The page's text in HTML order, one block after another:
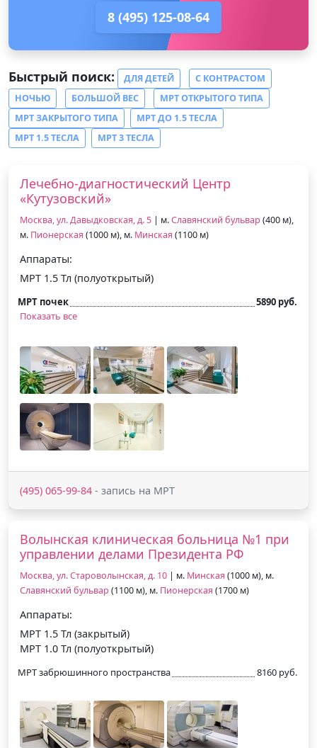
8 (495) 125-08-64
Быстрый поиск: ДЛЯ ДЕТЕЙ
С КОНТРАСТОМ
НОЧЬЮ
БОЛЬШОЙ ВЕС
МРТ ОТКРЫТОГО ТИПА
МРТ ЗАКРЫТОГО ТИПА
МРТ ДО 1.5 ТЕСЛА
МРТ 1.5 ТЕСЛА
МРТ 3 ТЕСЛА
Лечебно-диагностический Центр
«Кутузовский»
Москва, ул. Давыдковская, д. 5 | м.Славянский бульвар (400 м),
м. Пионерская (1000 м), м. Минская (1100 м)
Аппараты:
МРТ 1.5 Тл (полуоткрытый)
МРТ почек
5890 руб.
Показать все
(495) 065-99-84 - запись на МРТ
Волынская клиническая больница №1 при
управлении делами Президента РФ
Москва, ул. Староволынская, д. 10 | м. Минская (1000 м), м.
Славянский бульвар (1100 м), м. Пионерская (1700 м)
Аппараты:
МРТ 1.5 Тл (закрытый)
МРТ 1.0 Тл (полуоткрытый)
МРТ забрюшинного пространства 8160 руб.